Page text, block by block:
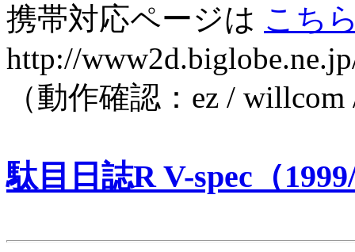
携帯対応ページは こち
http://
（動作確認：ez /
駄目日誌R V-spec（